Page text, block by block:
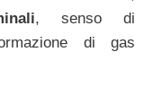
, senso di
di gas